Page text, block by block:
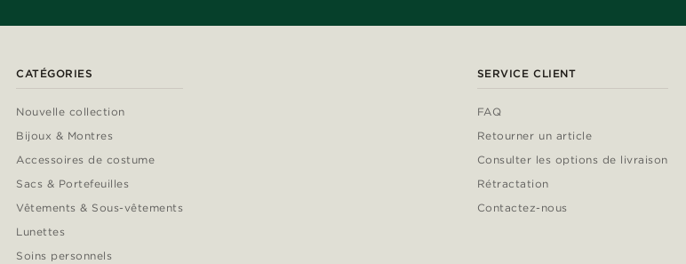
CATÉGORIES
Nouvelle collection
Bijoux & Montres
Accessoires de costume
Sacs & Portefeuilles
Vêtements & Sous-vêtements
Lunettes
Soins personnels
SERVICE CLIENT
FAQ
Retourner un article
Consulter les options de livraison
Rétractation
Contactez-nous